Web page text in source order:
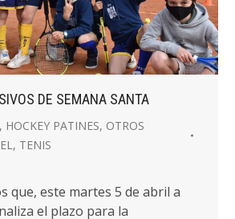
DE SEMANA SANTA
, HOCKEY PATINES, OTROS
, TENIS
que, este martes 5 de abril a
el plazo para la